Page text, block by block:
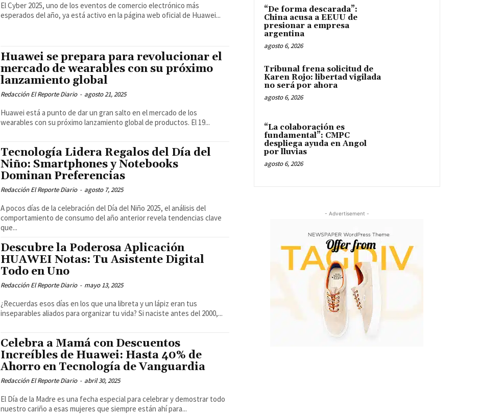
El Cyber 2025, uno de los eventos de comercio electrónico más
esperados del año, ya está activo en la página web oficial de Huawei...
Huawei se prepara para revolucionar el
mercado de wearables con su próximo
lanzamiento global
Redacción El Reporte Diario - agosto 21, 2025
Huawei está a punto de dar un gran salto en el mercado de los
wearables con su próximo lanzamiento global de productos. El 19...
Tecnología Lidera Regalos del Día del
Niño: Smartphones y Notebooks
Dominan Preferencias
Redacción El Reporte Diario - agosto 7, 2025
A pocos días de la celebración del Día del Niño 2025, el análisis del
comportamiento de consumo del año anterior revela tendencias clave
que...
Descubre la Poderosa Aplicación
HUAWEI Notas: Tu Asistente Digital
Todo en Uno
Redacción El Reporte Diario - mayo 13, 2025
¿Recuerdas esos días en los que una libreta y un lápiz eran tus
inseparables aliados para organizar tu vida? Si naciste antes del 2000,...
Celebra a Mamá con Descuentos
Increíbles de Huawei: Hasta 40% de
Ahorro en Tecnología de Vanguardia
Redacción El Reporte Diario - abril 30, 2025
El Día de la Madre es una fecha especial para celebrar y demostrar todo
nuestro cariño a esas mujeres que siempre están ahí para...
“De forma descarada”:
China acusa a EEUU de
presionar a empresa
argentina
agosto 6, 2026
Tribunal frena solicitud de
Karen Rojo: libertad vigilada
no será por ahora
agosto 6, 2026
“La colaboración es
fundamental”: CMPC
despliega ayuda en Angol
por lluvias
agosto 6, 2026
- Advertisement -